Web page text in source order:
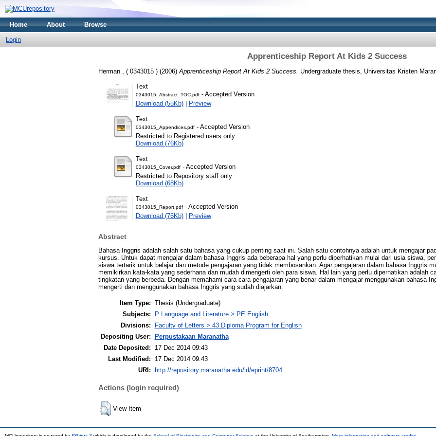
Home About Browse
Login
Apprenticeship Report At Kids 2 Success
Herman , ( 0343015 )(2006) Apprenticeship Report At Kids 2 Success. Undergraduate thesis, Universitas Kristen
Text
0343015_Abstract_TOC.pdf- Accepted Version
Download (55Kb)| Preview
Text
0343015_Appendices.pdf- Accepted Version
Restricted to Registered users only
Download (76Kb)
Text
0343015_Cover.pdf- Accepted Version
Restricted to Repository staff only
Download (68Kb)
Text
0343015_Report.pdf- Accepted Version
Download (76Kb)| Preview
Abstract
Bahasa Inggris adalah salah satu bahasa yang cukup penting saat ini. Salah satu contohnya adalah untuk mengajar
kursus. Untuk dapat mengajar dalam bahasa Inggris ada beberapa hal yang perlu diperhatikan mulai dari usia siswa,
siswa tertarik untuk belajar dan metode pengajaran yang tidak membosankan. Agar pengajaran dalam bahasa Inggris
memikirkan kata-kata yang sederhana dan mudah dimengerti oleh para siswa. Hal lain yang perlu diperhatikan adalah
tingkatan yang berbeda. Dengan memahami cara-cara pengajaran yang benar dalam mengajar menggunakan bahasa
mengerti dan menggunakan bahasa Inggris yang sudah diajarkan.
Item Type: Thesis (Undergraduate)
Subjects:
P Language and Literature > PE English
Divisions:
Faculty of Letters > 43 Diploma Program for English
Depositing User:
Perpustakaan Maranatha
Date Deposited:
17 Dec 2014 09:43
Last Modified:
17 Dec 2014 09:43
URI:
http://repository.maranatha.edu/id/eprint/8704
Actions (login required)
View Item